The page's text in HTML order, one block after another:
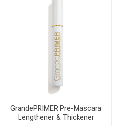
GrandePRIMER Pre-Mascara
Lengthener & Thickener